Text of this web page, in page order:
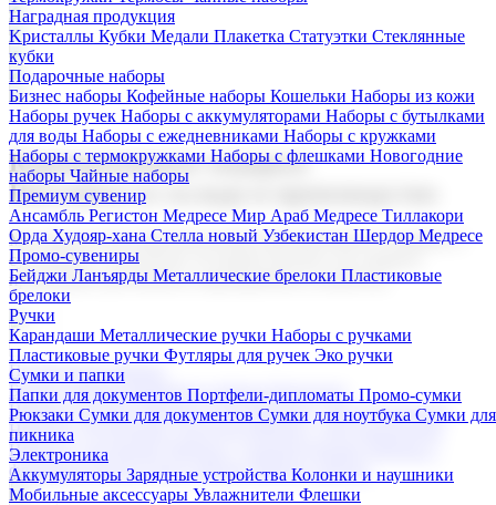
Наградная продукция
Kристаллы Кубки Медали Плакетка Статуэтки Стеклянные
кубки
Подарочные наборы
Бизнес наборы Кофейные наборы Кошельки Наборы из кожи
Наборы ручек Наборы с аккумуляторами Наборы с бутылками
для воды Наборы с ежедневниками Наборы с кружками
Наборы с термокружками Наборы с флешками Новогодние
наборы Чайные наборы
Премиум сувенир
Ансамбль Регистон Медресе Мир Араб Медресе Тиллакори
Орда Худояр-хана Стелла новый Узбекистан Шердор Медресе
Промо-сувениры
Бейджи Ланъярды Металлические брелоки Пластиковые
брелоки
Ручки
Карандаши Металлические ручки Наборы с ручками
Пластиковые ручки Футляры для ручек Эко ручки
Сумки и папки
Папки для документов Портфели-дипломаты Промо-сумки
Рюкзаки Сумки для документов Сумки для ноутбука Сумки для
пикника
Электроника
Аккумуляторы Зарядные устройства Колонки и наушники
Мобильные аксессуары Увлажнители Флешки
Корпоративные подарки
Поставка со склада и производство
Мы предлагаем широкий выбор корпоративных подарков и
сувениров с логотипом. В нашем каталоге вы найдете
продукцию для бизнеса, мероприятия и клиентов.
Подарочные наборы
Бизнес наборыКофейные наборы Кошельки
Наборы из кожиНаборы ручекНаборы с аккумуляторами
Наборы с бутылками для воды
Наборы с ежедневниками
Наборы с кружками
флешкамиНовогодние наборыЧайные наборы